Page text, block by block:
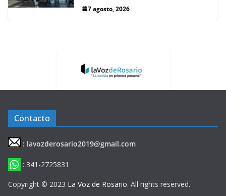
7 agosto, 2026
Contacto
: lavozderosario2019@gmail.com
: 341-2725831
Copyright © 2023 La Voz de Rosario. All rights reserved.